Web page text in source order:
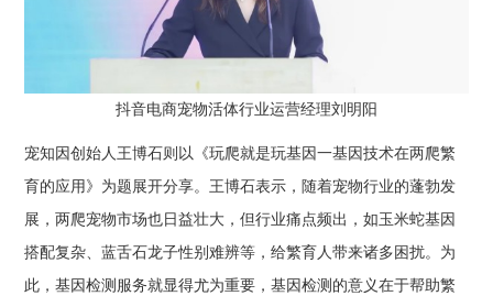
抖音电商宠物活体行业运营经理刘明阳
宠知因创始人王博石则以《玩爬就是玩基因一基因技术在两爬繁
育的应用》为题展开分享。王博石表示，随着宠物行业的蓬勃发
展，两爬宠物市场也日益壮大，但行业痛点频出，如玉米蛇基因
搭配复杂、蓝舌石龙子性别难辨等，给繁育人带来诸多困扰。为
此，基因检测服务就显得尤为重要，基因检测的意义在于帮助繁